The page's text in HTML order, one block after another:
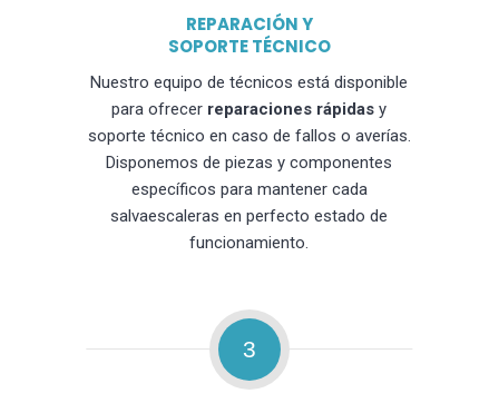
REPARACIÓN Y
SOPORTE TÉCNICO
Nuestro equipo de técnicos está disponible
para ofrecer reparaciones rápidas y
soporte técnico en caso de fallos o averías.
Disponemos de piezas y componentes
específicos para mantener cada
salvaescaleras en perfecto estado de
funcionamiento.
3